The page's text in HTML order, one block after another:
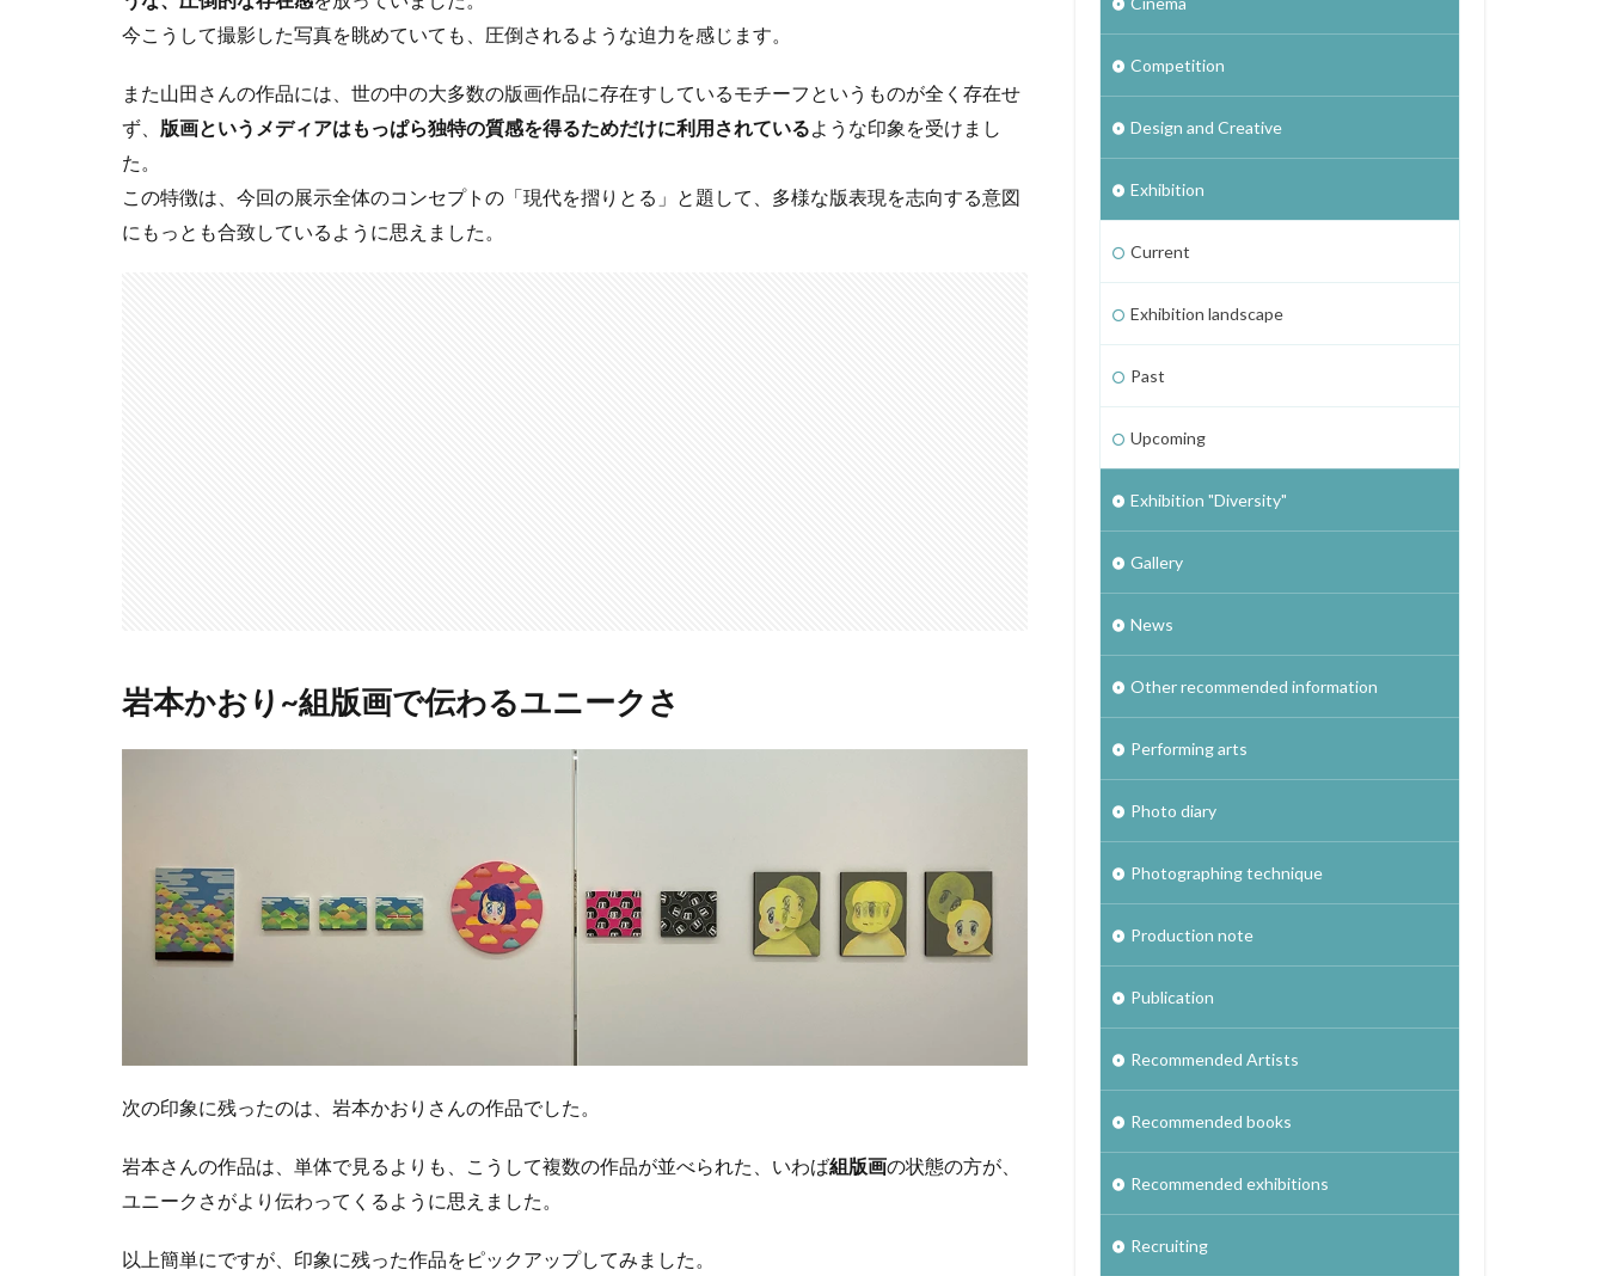
今こうして撮影した写真を眺めていても、圧倒されるような迫力を感じます。
また山田さんの作品には、世の中の大多数の版画作品に存在すしているモチーフというものが全く存在せ
ず、 版画というメディアはもっぱら独特の質感を得るためだけに利用されているような印象を受けまし
た。
この特徴は、今回の展示全体のコンセプトの「現代を摺りとる」と題して、多様な版表現を志向する意図
にもっとも合致しているように思えました。
岩本かおり~組版画で伝わるユニークさ
次の印象に残ったのは、岩本かおりさんの作品でした。
岩本さんの作品は、単体で見るよりも、こうして複数の作品が並べられた、いわば組版画の状態の方が、
ユニークさがより伝わってくるように思えました。
以上簡単にですが、印象に残った作品をピックアップしてみました。
Competition
Design and Creative
Exhibition
Current
Exhibition landscape
Past
Upcoming
Exhibition "Diversity"
Gallery
News
Other recommended information
Performing arts
Photo diary
Photographing technique
Production note
Publication
Recommended Artists
Recommended books
Recommended exhibitions
Recruiting